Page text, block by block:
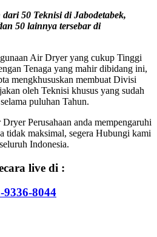
50 Teknisi di Jabodetabek,
50 lainnya tersebar di
Air Dryer yang cukup Tinggi
Tenaga yang mahir dibidang ini,
mengkhususkan membuat Divisi
oleh Teknisi khusus yang sudah
puluhan Tahun.
Perusahaan anda mempengaruhi
tidak maksimal, segera Hubungi kami
Indonesia.
live di :
9336-8044